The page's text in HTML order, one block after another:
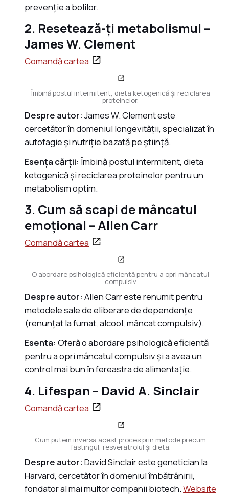
prevenție a bolilor.
2. Resetează-ți metabolismul –
James W. Clement
Comandă cartea
Îmbină postul intermitent, dieta ketogenică și reciclarea
proteinelor.
Despre autor:James W. Clement este
cercetător în domeniul longevității, specializat în
autofagie și nutriție bazată pe știință.
Esența cărții: Îmbină postul intermitent, dieta
ketogenică și reciclarea proteinelor pentru un
metabolism optim.
3. Cum să scapi de mâncatul
emoțional – Allen Carr
Comandă cartea
O abordare psihologică eficientă pentru a opri mâncatul
compulsiv
Despre autor: Allen Carr este renumit pentru
metodele sale de eliberare de dependențe
(renunțat la fumat, alcool, mâncat compulsiv).
Esenta: Oferă o abordare psihologică eficientă
pentru a opri mâncatul compulsiv și a avea un
control mai bun în fereastra de alimentație.
4. Lifespan – David A. Sinclair
Comandă cartea
Cum putem inversa acest proces prin metode precum
fastingul, resveratrolul și dieta.
Despre autor: David Sinclair este genetician la
Harvard, cercetător în domeniul îmbătrânirii,
fondator al mai multor companii biotech.Website